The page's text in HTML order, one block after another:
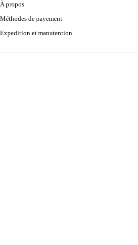
À propos
Méthodes de payement
Expedition et manutention